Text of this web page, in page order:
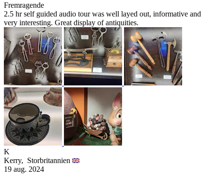
Fremragende
2.5 hr self guided audio tour was well layed out, informative and
very interesting. Great display of antiquities.
K
Kerry, Storbritannien
19 aug. 2024